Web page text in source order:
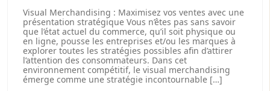
Visual Merchandising : Maximisez vos ventes avec une
présentation stratégique Vous n’êtes pas sans savoir
que l’état actuel du commerce, qu’il soit physique ou
en ligne, pousse les entreprises et/ou les marques à
explorer toutes les stratégies possibles afin d’attirer
l’attention des consommateurs. Dans cet
environnement compétitif, le visual merchandising
émerge comme une stratégie incontournable […]